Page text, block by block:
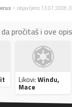
• objavljeno 13.01.2006,
pročitaš i ove
Likovi: Windu,
Mace